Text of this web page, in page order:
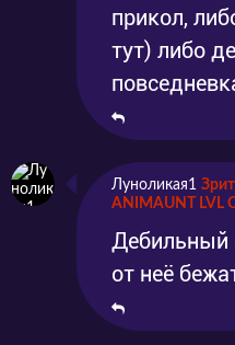
прикол,
тут) либо
Луноликая1
ANIMAUNT LVL
Дебильный
от неё